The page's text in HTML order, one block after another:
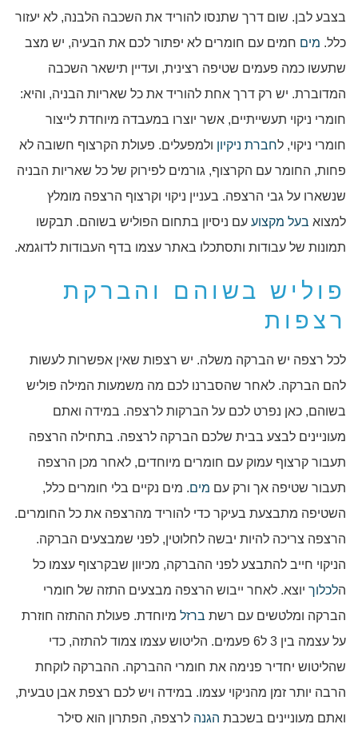
בצבע לבן. שום דרך שתנסו להוריד את השכבה הלבנה, לא יעזור
כלל. מים חמים עם חומרים לא יפתור לכם את הבעיה, יש מצב
שתעשו כמה פעמים שטיפה רצינית, ועדיין תישאר השכבה
המדוברת. יש רק דרך אחת להוריד את כל שאריות הבניה, והיא:
חומרי ניקוי תעשייתיים, אשר יוצרו במעבדה מיוחדת לייצור
חומרי ניקוי, לחברת ניקיון ולמפעלים. פעולת הקרצוף חשובה לא
פחות, החומר עם הקרצוף, גורמים לפירוק של כל שאריות הבניה
שנשארו על גבי הרצפה. בעניין ניקוי וקרצוף הרצפה מומלץ
למצוא בעל מקצוע עם ניסיון בתחום הפוליש בשוהם. תבקשו
תמונות של עבודות ותסתכלו באתר עצמו בדף העבודות לדוגמא.
פוליש בשוהם והברקת
רצפות
לכל רצפה יש הברקה משלה. יש רצפות שאין אפשרות לעשות
להם הברקה. לאחר שהסברנו לכם מה משמעות המילה פוליש
בשוהם, כאן נפרט לכם על הברקות לרצפה. במידה ואתם
מעוניינים לבצע בבית שלכם הברקה לרצפה. בתחילה הרצפה
תעבור קרצוף עמוק עם חומרים מיוחדים, לאחר מכן הרצפה
תעבור שטיפה אך ורק עם מים. מים נקיים בלי חומרים כלל,
השטיפה מתבצעת בעיקר כדי להוריד מהרצפה את כל החומרים.
הרצפה צריכה להיות יבשה לחלוטין, לפני שמבצעים הברקה.
הניקוי חייב להתבצע לפני ההברקה, מכיוון שבקרצוף עצמו כל
הלכלוך יוצא. לאחר ייבוש הרצפה מבצעים התזה של חומרי
הברקה ומלטשים עם רשת ברזל מיוחדת. פעולת ההתזה חוזרת
על עצמה בין 3 ל6 פעמים. הליטוש עצמו צמוד להתזה, כדי
שהליטוש יחדיר פנימה את חומרי ההברקה. ההברקה לוקחת
הרבה יותר זמן מהניקוי עצמו. במידה ויש לכם רצפת אבן טבעית,
ואתם מעוניינים בשכבת הגנה לרצפה, הפתרון הוא סילר